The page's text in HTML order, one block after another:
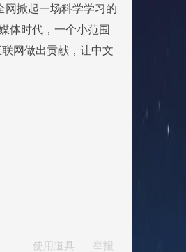
网掀起一场科学学习的
体时代，一个小范围
网做出贡献，让中文
使用道具 举报